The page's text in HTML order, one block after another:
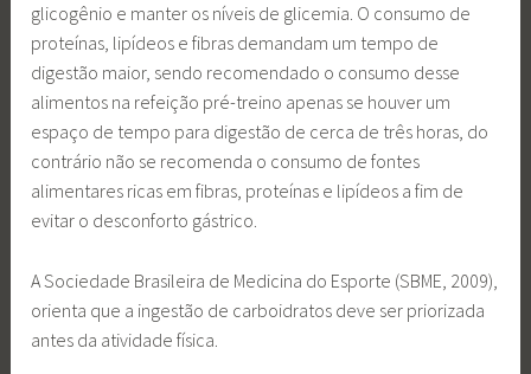
glicogênio e manter os níveis de glicemia. O consumo de
proteínas, lipídeos e fibras demandam um tempo de
digestão maior, sendo recomendado o consumo desse
alimentos na refeição pré-treino apenas se houver um
espaço de tempo para digestão de cerca de três horas, do
contrário não se recomenda o consumo de fontes
alimentares ricas em fibras, proteínas e lipídeos a fim de
evitar o desconforto gástrico.
A Sociedade Brasileira de Medicina do Esporte (SBME, 2009),
orienta que a ingestão de carboidratos deve ser priorizada
antes da atividade física.